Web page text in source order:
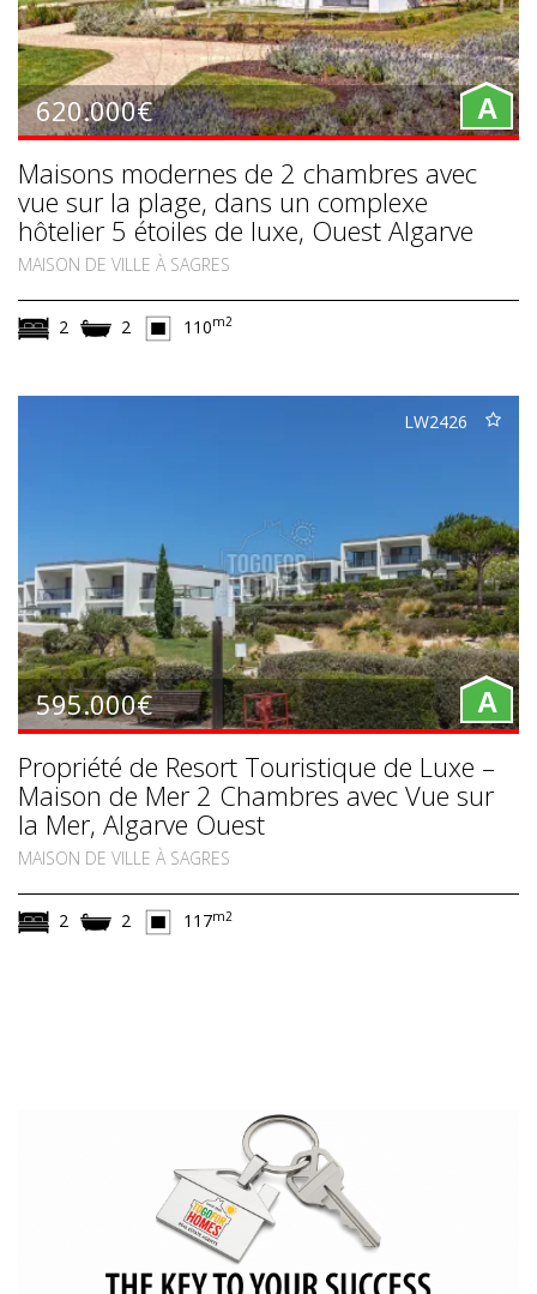
620.000€ A
Maisons modernes de 2 chambres avec
vue sur la plage, dans un complexe
hôtelier 5 étoiles de luxe, Ouest Algarve
MAISON DE VILLE À SAGRES
2 2 110m2
LW2426
595.000€ A
Propriété de Resort Touristique de Luxe –
Maison de Mer 2 Chambres avec Vue sur
la Mer, Algarve Ouest
MAISON DE VILLE À SAGRES
2 2 117m2